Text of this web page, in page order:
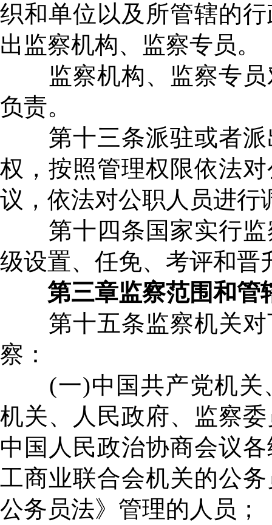
织和单位以及所管辖的
出监察机构、监察专员。
监察机构、监察专员
负责。
第十三条派驻或者派
权，按照管理权限依法
议，依法对公职人员进行
第十四条国家实行监
级设置、任免、考评和晋
第三章监察范围和管
第十五条监察机关对
察：
(一)中国共产党机关
机关、人民政府、监察
中国人民政治协商会议
工商业联合会机关的公
公务员法》管理的人员；